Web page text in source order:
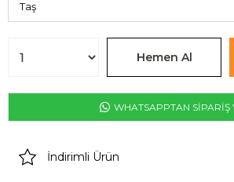
WHATSAPPTAN SİPARİŞ
İndirimli Ürün